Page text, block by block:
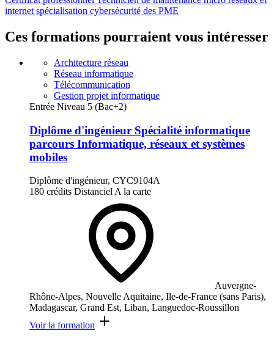
internet spécialisation cybersécurité des PME
Ces formations pourraient vous intéresser
Architecture réseau
Réseau informatique
Télécommunication
Gestion projet informatique
Entrée Niveau 5 (Bac+2)
Diplôme d'ingénieur Spécialité informatique
parcours Informatique, réseaux et systèmes
mobiles
Diplôme d'ingénieur, CYC9104A
180 crédits Distanciel A la carte
Auvergne-
Rhône-Alpes, Nouvelle Aquitaine, Ile-de-France (sans Paris),
Madagascar, Grand Est, Liban, Languedoc-Roussillon
Voir la formation